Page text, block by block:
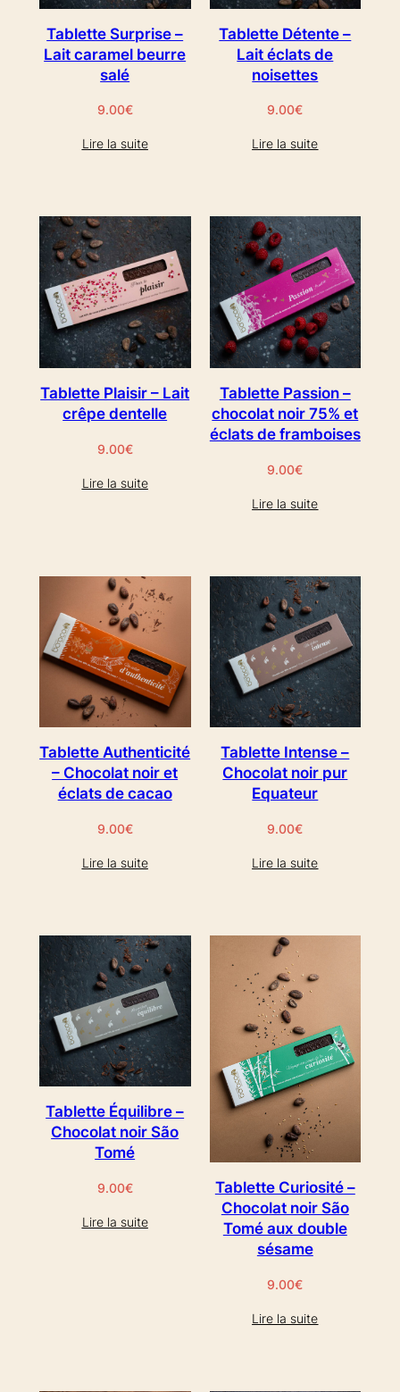
Tablette Surprise –
Lait caramel beurre
salé
9.00€
Lire la suite
Tablette Détente –
Lait éclats de
noisettes
9.00€
Lire la suite
Tablette Plaisir – Lait
crêpe dentelle
9.00€
Lire la suite
Tablette Passion –
chocolat noir 75% et
éclats de framboises
9.00€
Lire la suite
Tablette Authenticité
– Chocolat noir et
éclats de cacao
9.00€
Lire la suite
Tablette Intense –
Chocolat noir pur
Equateur
9.00€
Lire la suite
Tablette Équilibre –
Chocolat noir São
Tomé
9.00€
Lire la suite
Tablette Curiosité –
Chocolat noir São
Tomé aux double
sésame
9.00€
Lire la suite